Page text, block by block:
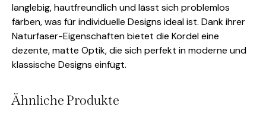
langlebig, hautfreundlich und lässt sich problemlos
färben, was für individuelle Designs ideal ist. Dank ihrer
Naturfaser-Eigenschaften bietet die Kordel eine
dezente, matte Optik, die sich perfekt in moderne und
klassische Designs einfügt.
Ähnliche Produkte